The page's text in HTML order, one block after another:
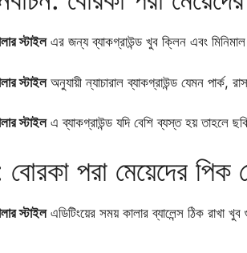
স্টাইলএর জন্য ব্যাকগ্রাউন্ড খুব ক্লিন এবং
স্টাইলঅনুযায়ী ন্যাচারাল ব্যাকগ্রাউন্ড যেমন পার্ক,
স্টাইলএ ব্যাকগ্রাউন্ড যদি বেশি ব্যস্ত হয় তাহলে
বোরকা পরা মেয়েদের পিক
স্টাইলএডিটিংয়ের সময় কালার ব্যালেন্স ঠিক রাখা